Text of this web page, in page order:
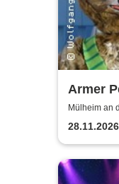
Armer
im
Mülheim an